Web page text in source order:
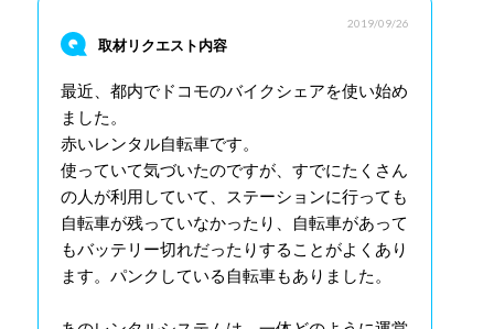
2019/09/26
取材リクエスト内容
最近、都内でドコモのバイクシェアを使い始め
ました。
赤いレンタル自転車です。
使っていて気づいたのですが、すでにたくさん
の人が利用していて、ステーションに行っても
自転車が残っていなかったり、自転車があって
もバッテリー切れだったりすることがよくあり
ます。パンクしている自転車もありました。